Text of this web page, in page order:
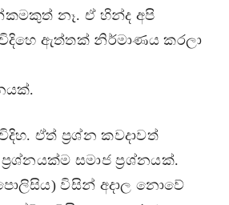
නෑ. ඒ හින්ද අපි
ඇත්තක් නිර්මාණය කරලා
ඒත් ප‍්‍රශ්න කවදාවත්
සමාජ ප‍්‍රශ්නයක්.
විසින් අදාල නොවේ